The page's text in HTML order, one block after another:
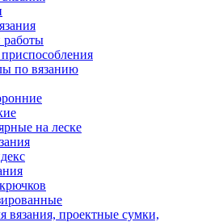
работы
по вязанию
на леске
вязания, проектные сумки,